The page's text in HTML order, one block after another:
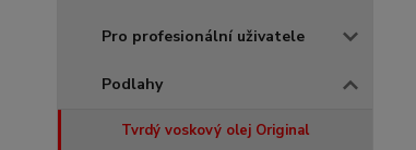
Pro profesionální uživatele
Podlahy
Tvrdý voskový olej Original